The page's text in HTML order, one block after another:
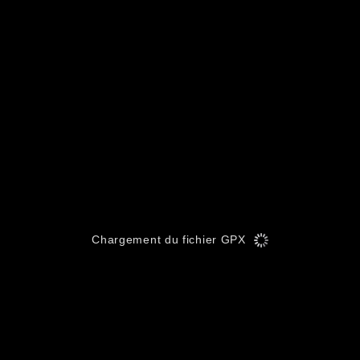
Chargement du fichier GPX